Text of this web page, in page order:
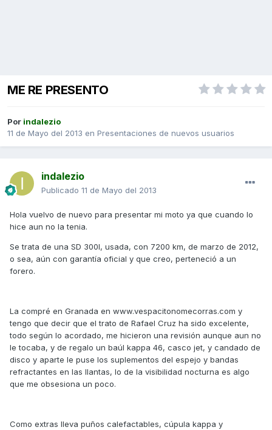
ME RE PRESENTO
Por indalezio
11 de Mayo del 2013 en Presentaciones de nuevos usuarios
indalezio
Publicado 11 de Mayo del 2013
Hola vuelvo de nuevo para presentar mi moto ya que cuando lo
hice aun no la tenia.
Se trata de una SD 300I, usada, con 7200 km, de marzo de 2012,
o sea, aún con garantía oficial y que creo, perteneció a un
forero.
La compré en Granada en www.vespacitonomecorras.com y
tengo que decir que el trato de Rafael Cruz ha sido excelente,
todo según lo acordado, me hicieron una revisión aunque aun no
le tocaba, y de regalo un baúl kappa 46, casco jet, y candado de
disco y aparte le puse los suplementos del espejo y bandas
refractantes en las llantas, lo de la visibilidad nocturna es algo
que me obsesiona un poco.
Como extras lleva puños calefactables, cúpula kappa y